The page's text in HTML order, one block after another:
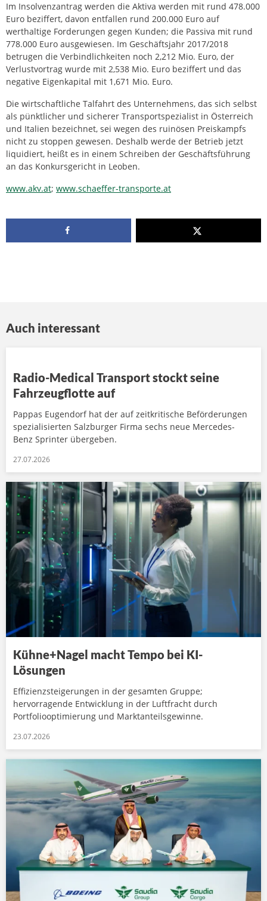
Im Insolvenzantrag werden die Aktiva werden mit rund 478.000
Euro beziffert, davon entfallen rund 200.000 Euro auf
werthaltige Forderungen gegen Kunden; die Passiva mit rund
778.000 Euro ausgewiesen. Im Geschäftsjahr 2017/2018
betrugen die Verbindlichkeiten noch 2,212 Mio. Euro, der
Verlustvortrag wurde mit 2,538 Mio. Euro beziffert und das
negative Eigenkapital mit 1,671 Mio. Euro.
Die wirtschaftliche Talfahrt des Unternehmens, das sich selbst
als pünktlicher und sicherer Transportspezialist in Österreich
und Italien bezeichnet, sei wegen des ruinösen Preiskampfs
nicht zu stoppen gewesen. Deshalb werde der Betrieb jetzt
liquidiert, heißt es in einem Schreiben der Geschäftsführung
an das Konkursgericht in Leoben.
www.akv.at; www.schaeffer-transporte.at
Auch interessant
Radio-Medical Transport stockt seine
Fahrzeugflotte auf
Pappas Eugendorf hat der auf zeitkritische Beförderungen
spezialisierten Salzburger Firma sechs neue Mercedes-
Benz Sprinter übergeben.
27.07.2026
Kühne+Nagel macht Tempo bei KI-
Lösungen
Effizienzsteigerungen in der gesamten Gruppe;
hervorragende Entwicklung in der Luftfracht durch
Portfoliooptimierung und Marktanteilsgewinne.
23.07.2026